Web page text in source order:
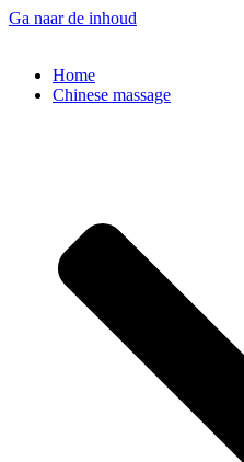
Ga naar de inhoud
Home
Chinese massage